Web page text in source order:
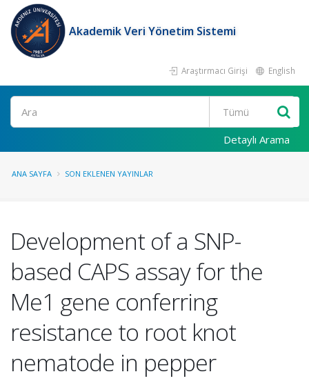
Akademik Veri Yönetim Sistemi
Araştırmacı Girişi English
Ara
Detaylı Arama
ANA SAYFA SON EKLENEN YAYINLAR
Development of a SNP-
based CAPS assay for the
Me1 gene conferring
resistance to root knot
nematode in pepper